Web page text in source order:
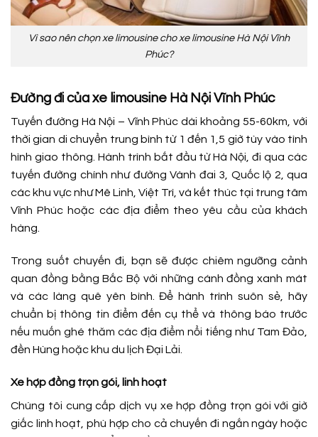
Vì sao nên chọn xe limousine cho xe limousine Hà Nội Vĩnh
Phúc?
Đường đi của xe limousine Hà Nội Vĩnh Phúc
Tuyến đường Hà Nội – Vĩnh Phúc dài khoảng 55-60km, với
thời gian di chuyển trung bình từ 1 đến 1,5 giờ tùy vào tình
hình giao thông. Hành trình bắt đầu từ Hà Nội, đi qua các
tuyến đường chính như đường Vành đai 3, Quốc lộ 2, qua
các khu vực như Mê Linh, Việt Trì, và kết thúc tại trung tâm
Vĩnh Phúc hoặc các địa điểm theo yêu cầu của khách
hàng.
Trong suốt chuyến đi, bạn sẽ được chiêm ngưỡng cảnh
quan đồng bằng Bắc Bộ với những cánh đồng xanh mát
và các làng quê yên bình. Để hành trình suôn sẻ, hãy
chuẩn bị thông tin điểm đến cụ thể và thông báo trước
nếu muốn ghé thăm các địa điểm nổi tiếng như Tam Đảo,
đền Hùng hoặc khu du lịch Đại Lải.
Xe hợp đồng trọn gói, linh hoạt
Chúng tôi cung cấp dịch vụ xe hợp đồng trọn gói với giờ
giấc linh hoạt, phù hợp cho cả chuyến đi ngắn ngày hoặc